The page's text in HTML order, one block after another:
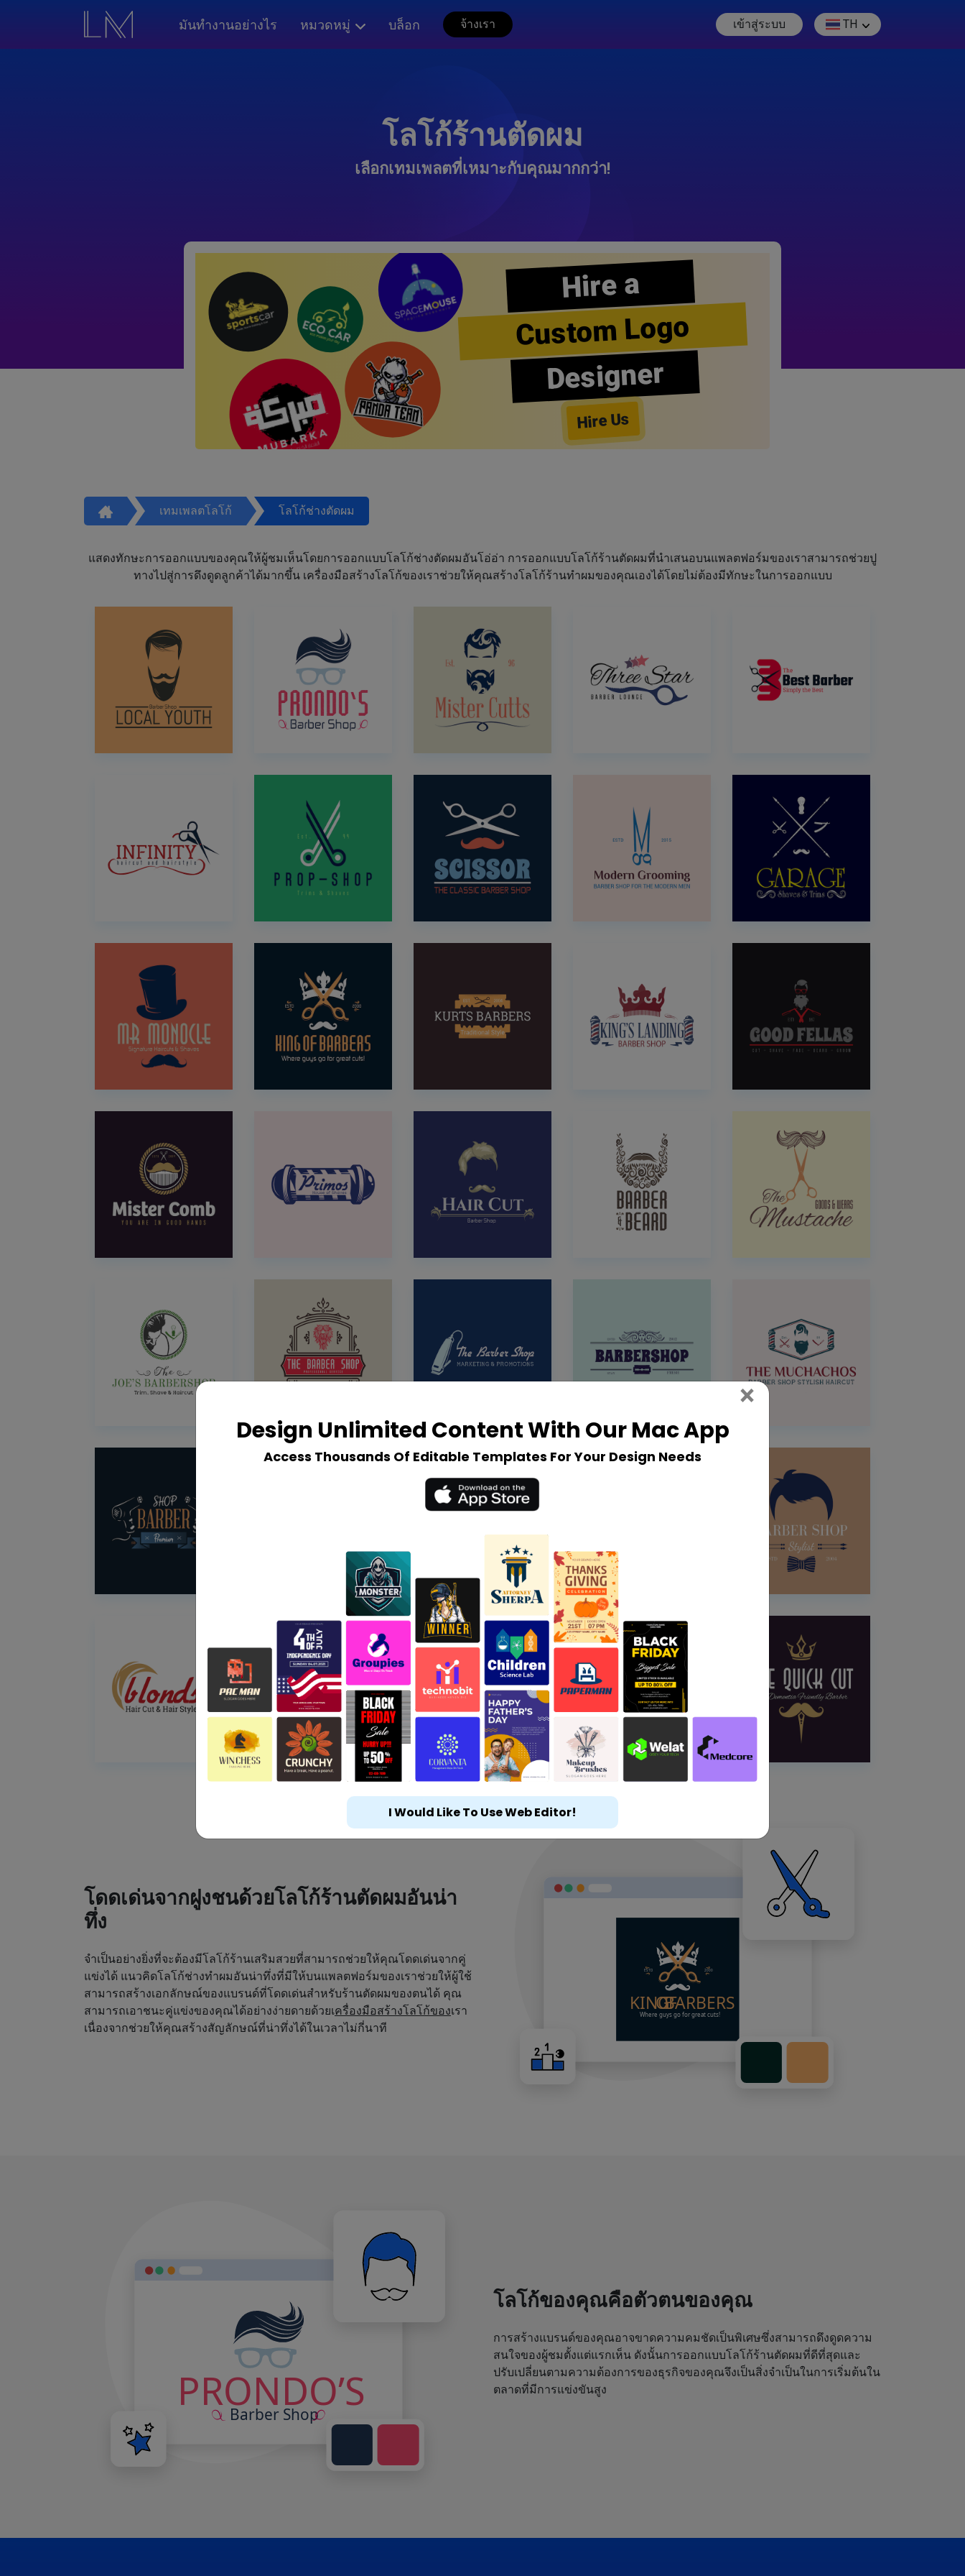
มันทำงานอย่างไร หมวดหมู่ บล็อก จ้างเรา เข้าสู่ระบบ TH
โลโก้ร้านตัดผม
เลือกเทมเพลตที่เหมาะกับคุณมากกว่า!
Hire a
Custom Logo
Designer
Hire Us
เทมเพลตโลโก้ โลโก้ช่างตัดผม
แสดงทักษะการออกแบบของคุณให้ผู้ชมเห็นโดยการออกแบบโลโก้ช่างตัดผมอันโอ่อ่า การออกแบบโลโก้ร้านตัดผมที่นำเสนอบนแพลตฟอร์มของเราสามารถช่วยปู
ทางไปสู่การดึงดูดลูกค้าได้มากขึ้น เครื่องมือสร้างโลโก้ของเราช่วยให้คุณสร้างโลโก้ร้านทำผมของคุณเองได้โดยไม่ต้องมีทักษะในการออกแบบ
โดดเด่นจากฝูงชนด้วยโลโก้ร้านตัดผมอันน่า
ทึ่ง
จำเป็นอย่างยิ่งที่จะต้องมีโลโก้ร้านเสริมสวยที่สามารถช่วยให้คุณโดดเด่นจากคู่
แข่งได้ แนวคิดโลโก้ช่างทำผมอันน่าทึ่งที่มีให้บนแพลตฟอร์มของเราช่วยให้ผู้ใช้
สามารถสร้างเอกลักษณ์ของแบรนด์ที่โดดเด่นสำหรับร้านตัดผมของตนได้ คุณ
สามารถเอาชนะคู่แข่งของคุณได้อย่างง่ายดายด้วยเครื่องมือสร้างโลโก้ของเรา
เนื่องจากช่วยให้คุณสร้างสัญลักษณ์ที่น่าทึ่งได้ในเวลาไม่กี่นาที
โลโก้ของคุณคือตัวตนของคุณ
การสร้างแบรนด์ของคุณอาจขาดความคมชัดเป็นพิเศษซึ่งสามารถดึงดูดความ
สนใจของผู้ชมตั้งแต่แรกเห็น ดังนั้นการออกแบบโลโก้ร้านตัดผมที่ดีที่สุดและ
ปรับเปลี่ยนตามความต้องการของธุรกิจของคุณจึงเป็นสิ่งจำเป็นในการเริ่มต้นใน
ตลาดที่มีการแข่งขันสูง
Design Unlimited Content With Our Mac App
Access Thousands Of Editable Templates For Your Design Needs
× Close
I Would Like To Use Web Editor!